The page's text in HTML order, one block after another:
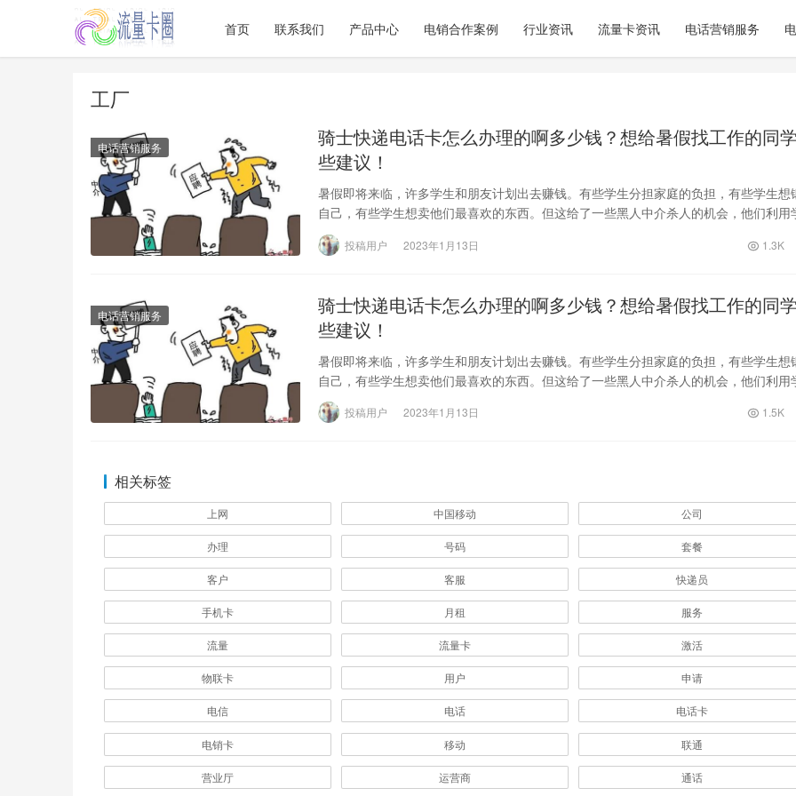
首页 联系我们 产品中心 电销合作案例 行业资讯 流量卡资讯 电话营销服务
工厂
电话营销服务
骑士快递电话卡怎么办理的啊多少钱？想给暑假找工作的同
些建议！
暑假即将来临，许多学生和朋友计划出去赚钱。有些学生分担家庭的负担，有些学生想
自己，有些学生想卖他们最喜欢的东西。但这给了一些黑人中介杀人的机会，他们利用
的社会经验，缺乏信息…
投稿用户 2023年1月13日 1.3K
电话营销服务
骑士快递电话卡怎么办理的啊多少钱？想给暑假找工作的同
些建议！
暑假即将来临，许多学生和朋友计划出去赚钱。有些学生分担家庭的负担，有些学生想
自己，有些学生想卖他们最喜欢的东西。但这给了一些黑人中介杀人的机会，他们利用
的社会经验，缺乏信息…
投稿用户 2023年1月13日 1.5K
相关标签
上网 中国移动 公司
办理 号码 套餐
客户 客服 快递员
手机卡 月租 服务
流量 流量卡 激活
物联卡 用户 申请
电信 电话 电话卡
电销卡 移动 联通
营业厅 运营商 通话